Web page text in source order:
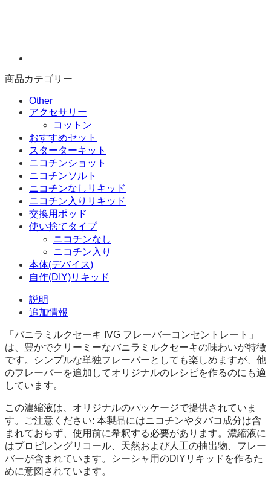
ェ
ク
商品カテゴリー
Other
アクセサリー
コットン
おすすめセット
スターターキット
ニコチンショット
ニコチンソルト
ニコチンなしリキッド
ニコチン入りリキッド
交換用ポッド
使い捨てタイプ
ニコチンなし
ニコチン入り
本体(デバイス)
自作(DIY)リキッド
説明
追加情報
「バニラミルクセーキ IVG フレーバーコンセントレート」
は、豊かでクリーミーなバニラミルクセーキの味わいが特徴
です。シンプルな単独フレーバーとしても楽しめますが、他
のフレーバーを追加してオリジナルのレシピを作るのにも適
しています。
この濃縮液は、オリジナルのパッケージで提供されていま
す。ご注意ください: 本製品にはニコチンやタバコ成分は含
まれておらず、使用前に希釈する必要があります。濃縮液に
はプロピレングリコール、天然および人工の抽出物、フレー
バーが含まれています。シーシャ用のDIYリキッドを作るた
めに意図されています。